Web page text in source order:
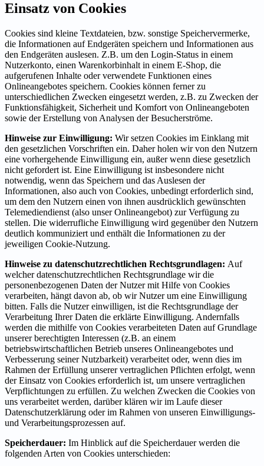
Einsatz von Cookies
Cookies sind kleine Textdateien, bzw. sonstige Speichervermerke,
die Informationen auf Endgeräten speichern und Informationen aus
den Endgeräten auslesen. Z.B. um den Login-Status in einem
Nutzerkonto, einen Warenkorbinhalt in einem E-Shop, die
aufgerufenen Inhalte oder verwendete Funktionen eines
Onlineangebotes speichern. Cookies können ferner zu
unterschiedlichen Zwecken eingesetzt werden, z.B. zu Zwecken der
Funktionsfähigkeit, Sicherheit und Komfort von Onlineangeboten
sowie der Erstellung von Analysen der Besucherströme.
Hinweise zur Einwilligung: Wir setzen Cookies im Einklang mit
den gesetzlichen Vorschriften ein. Daher holen wir von den Nutzern
eine vorhergehende Einwilligung ein, außer wenn diese gesetzlich
nicht gefordert ist. Eine Einwilligung ist insbesondere nicht
notwendig, wenn das Speichern und das Auslesen der
Informationen, also auch von Cookies, unbedingt erforderlich sind,
um dem den Nutzern einen von ihnen ausdrücklich gewünschten
Telemediendienst (also unser Onlineangebot) zur Verfügung zu
stellen. Die widerrufliche Einwilligung wird gegenüber den Nutzern
deutlich kommuniziert und enthält die Informationen zu der
jeweiligen Cookie-Nutzung.
Hinweise zu datenschutzrechtlichen Rechtsgrundlagen: Auf
welcher datenschutzrechtlichen Rechtsgrundlage wir die
personenbezogenen Daten der Nutzer mit Hilfe von Cookies
verarbeiten, hängt davon ab, ob wir Nutzer um eine Einwilligung
bitten. Falls die Nutzer einwilligen, ist die Rechtsgrundlage der
Verarbeitung Ihrer Daten die erklärte Einwilligung. Andernfalls
werden die mithilfe von Cookies verarbeiteten Daten auf Grundlage
unserer berechtigten Interessen (z.B. an einem
betriebswirtschaftlichen Betrieb unseres Onlineangebotes und
Verbesserung seiner Nutzbarkeit) verarbeitet oder, wenn dies im
Rahmen der Erfüllung unserer vertraglichen Pflichten erfolgt, wenn
der Einsatz von Cookies erforderlich ist, um unsere vertraglichen
Verpflichtungen zu erfüllen. Zu welchen Zwecken die Cookies von
uns verarbeitet werden, darüber klären wir im Laufe dieser
Datenschutzerklärung oder im Rahmen von unseren Einwilligungs-
und Verarbeitungsprozessen auf.
Speicherdauer: Im Hinblick auf die Speicherdauer werden die
folgenden Arten von Cookies unterschieden: